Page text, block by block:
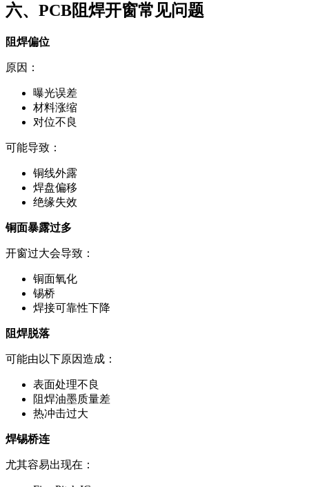
六、PCB阻焊开窗常见问题
阻焊偏位
原因：
曝光误差
材料涨缩
对位不良
可能导致：
铜线外露
焊盘偏移
绝缘失效
铜面暴露过多
开窗过大会导致：
铜面氧化
锡桥
焊接可靠性下降
阻焊脱落
可能由以下原因造成：
表面处理不良
阻焊油墨质量差
热冲击过大
焊锡桥连
尤其容易出现在：